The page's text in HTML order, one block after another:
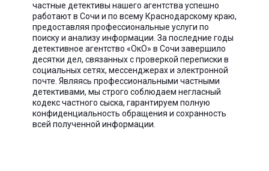
частные детективы нашего агентства успешно
работают в Сочи и по всему Краснодарскому краю,
предоставляя профессиональные услуги по
поиску и анализу информации. За последние годы
детективное агентство «ОкО» в Сочи завершило
десятки дел, связанных с проверкой переписки в
социальных сетях, мессенджерах и электронной
почте. Являясь профессиональными частными
детективами, мы строго соблюдаем негласный
кодекс частного сыска, гарантируем полную
конфиденциальность обращения и сохранность
всей полученной информации.